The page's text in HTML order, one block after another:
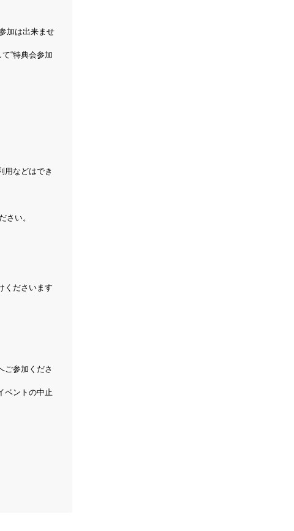
加は出来ませ
“特典会参加
用などはでき
さい。
くださいます
ご参加くださ
ベントの中止